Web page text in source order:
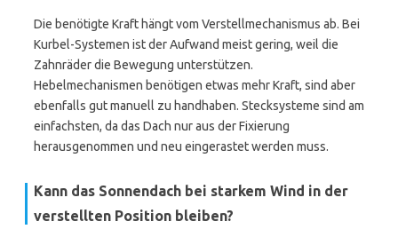
Die benötigte Kraft hängt vom Verstellmechanismus ab. Bei
Kurbel-Systemen ist der Aufwand meist gering, weil die
Zahnräder die Bewegung unterstützen.
Hebelmechanismen benötigen etwas mehr Kraft, sind aber
ebenfalls gut manuell zu handhaben. Stecksysteme sind am
einfachsten, da das Dach nur aus der Fixierung
herausgenommen und neu eingerastet werden muss.
Kann das Sonnendach bei starkem Wind in der
verstellten Position bleiben?